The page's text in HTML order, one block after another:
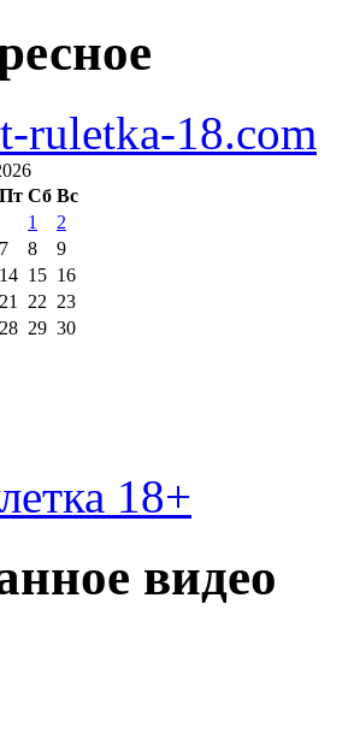
ruletka-18.com
Пт Сб Вс
1
2
7 8
9
14 15 16
21 22 23
28 29 30
18+
видео